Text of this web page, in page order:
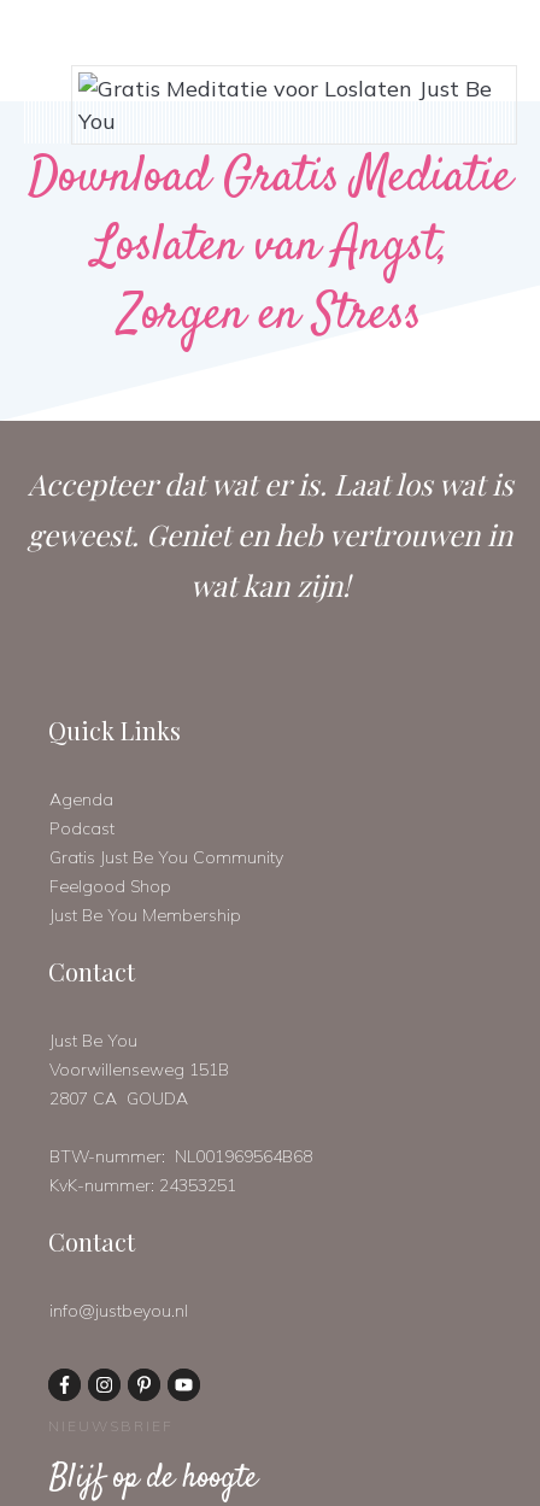
Download Gratis Mediatie
Loslaten van Angst,
Zorgen en Stress
Accepteer dat wat er is. Laat los wat is
geweest. Geniet en heb vertrouwen in
wat kan zijn!
Quick Links
Agenda
Podcast
Gratis Just Be You Community
Feelgood Shop
Just Be You Membership
Contact
Just Be You
Voorwillenseweg 151B
2807 CA GOUDA
BTW-nummer: NL001969564B68
KvK-nummer: 24353251
Contact
info@justbeyou.nl
NIEUWSBRIEF
Blijf op de hoogte